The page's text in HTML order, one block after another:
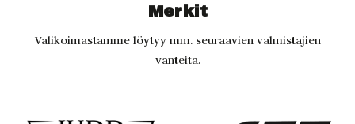
Merkit
Valikoimastamme löytyy mm. seuraavien valmistajien
vanteita.